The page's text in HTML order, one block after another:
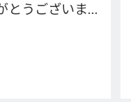
とうございま